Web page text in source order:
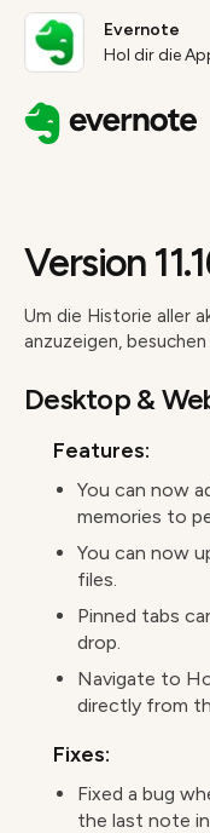
Evernote
Hol dir die
Version
Um die Historie aller
anzuzeigen,
Desktop &
Features:
You can now
memories to
You can now
files.
Pinned tabs
drop.
Navigate to
directly from
Fixes:
Fixed a bug
the last note